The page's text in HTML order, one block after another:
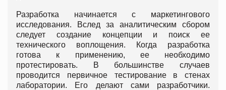
Разработка начинается с маркетингового
исследования. Вслед за аналитическим сбором
следует создание концепции и поиск ее
технического воплощения. Когда разработка
готова к применению, ее необходимо
протестировать. В большинстве случаев
проводится первичное тестирование в стенах
лаборатории. Его делают сами разработчики.